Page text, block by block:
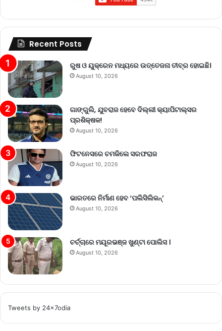
Recent Posts
ରୁଷ ଓ ୟୁକ୍ରେନ ମଧ୍ୟରେ ଉତ୍ତେଜନା ତୀବ୍ର ହୋଇଛି।
August 10, 2026
ଗାଙ୍ଗୁଲି, ଯୁବରାଜ ହେବେ ଦିଲ୍ଲୀ କ୍ୟାପିଟାଲ୍‌ସର
ପ୍ରଶିକ୍ଷକ!
August 10, 2026
ଫିଟନେସରେ ଚମକିଲେ ସରଫରାଜ
August 10, 2026
ଭାରତରେ ନିର୍ମାଣ ହେବ ‘ପଲିସିଲିକନ୍’
August 10, 2026
ଚର୍ଚ୍ଚାରେ ମୟୂରଭଞ୍ଜ ଖୁଣ୍ଟା ପୋଲିସ ।
August 10, 2026
Tweets by 24x7odia